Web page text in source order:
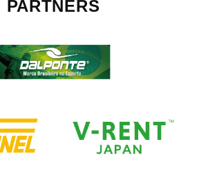
PARTNERS